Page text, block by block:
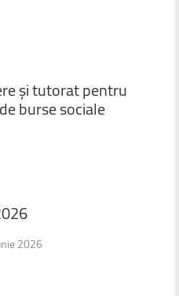
șitutoratpentru
debursesociale
2026